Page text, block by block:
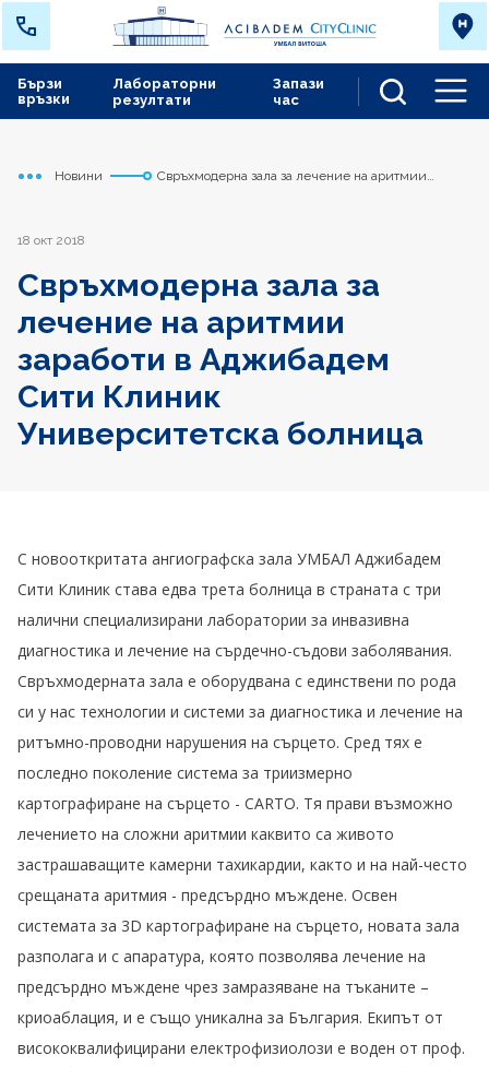
Лабораторни
резултати
Запази
час
Бързи
връзки
Начало
Сърдечно съдов център
Новини
Свръхмодерна зала за лечение на аритмии
18 окт 2018
Свръхмодерна зала за
лечение на аритмии
заработи в Аджибадем
Сити Клиник
Университетска болница
С новооткритата ангиографска зала УМБАЛ Аджибадем
Сити Клиник става едва трета болница в страната с три
налични специализирани лаборатории за инвазивна
диагностика и лечение на сърдечно-съдови заболявания.
Свръхмодерната зала е оборудвана с единствени по рода
си у нас технологии и системи за диагностика и лечение на
ритъмно-проводни нарушения на сърцето. Сред тях е
последно поколение система за триизмерно
картографиране на сърцето - CARTO. Тя прави възможно
лечението на сложни аритмии каквито са живото
застрашаващите камерни тахикардии, както и на най-често
срещаната аритмия - предсърдно мъждене. Освен
системата за 3D картографиране на сърцето, новата зала
разполага и с апаратура, която позволява лечение на
предсърдно мъждене чрез замразяване на тъканите –
криоаблация, и е също уникална за България. Екипът от
висококвалифицирани електрофизиолози е воден от проф.